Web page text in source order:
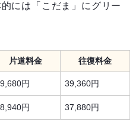
には「こだま」にグリー
片道料金 往復料金
円 39,360円
円 37,880円